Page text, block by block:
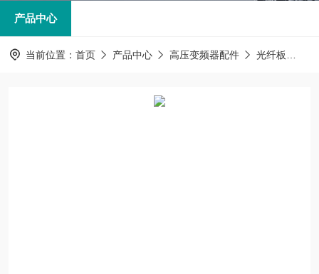
产品中心
当前位置： 首页 产品中心 高压变频器配件 光纤板